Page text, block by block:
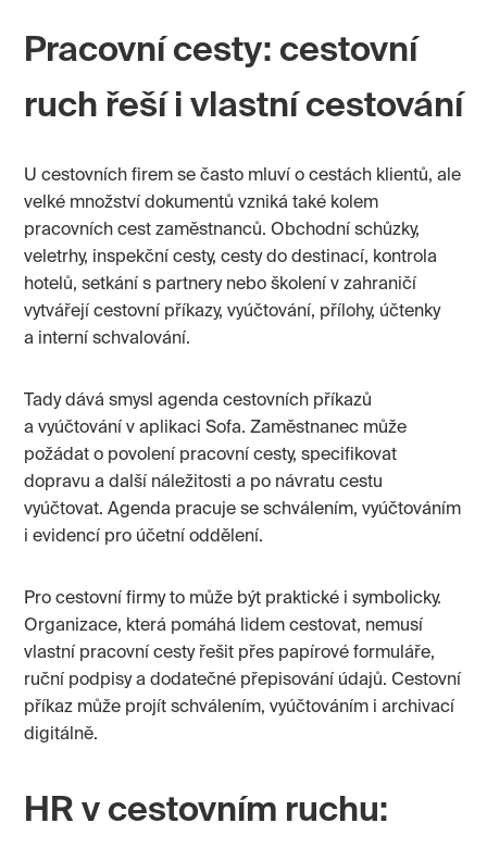
Pracovní cesty: cestovní
ruch řeší i vlastní cestování
U cestovních firem se často mluví o cestách klientů, ale
velké množství dokumentů vzniká také kolem
pracovních cest zaměstnanců. Obchodní schůzky,
veletrhy, inspekční cesty, cesty do destinací, kontrola
hotelů, setkání s partnery nebo školení v zahraničí
vytvářejí cestovní příkazy, vyúčtování, přílohy, účtenky
a interní schvalování.
Tady dává smysl agenda cestovních příkazů
a vyúčtování v aplikaci Sofa. Zaměstnanec může
požádat o povolení pracovní cesty, specifikovat
dopravu a další náležitosti a po návratu cestu
vyúčtovat. Agenda pracuje se schválením, vyúčtováním
i evidencí pro účetní oddělení.
Pro cestovní firmy to může být praktické i symbolicky.
Organizace, která pomáhá lidem cestovat, nemusí
vlastní pracovní cesty řešit přes papírové formuláře,
ruční podpisy a dodatečné přepisování údajů. Cestovní
příkaz může projít schválením, vyúčtováním i archivací
digitálně.
HR v cestovním ruchu: